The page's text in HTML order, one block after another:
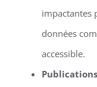
impactantes
données
accessible.